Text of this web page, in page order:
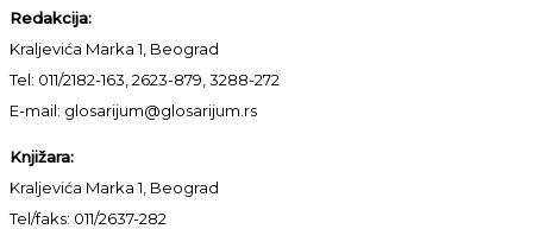
Redakcija:
Kraljevića Marka 1, Beograd
Tel: 011/2182-163, 2623-879, 3288-272
E-mail: glosarijum@glosarijum.rs
Knjižara:
Kraljevića Marka 1, Beograd
Tel/faks: 011/2637-282